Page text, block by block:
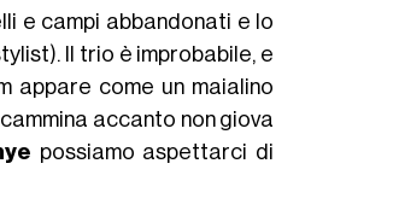
e campi abbandonati e lo
Il trio è improbabile, e
appare come un maialino
accanto non giova
possiamo aspettarci di